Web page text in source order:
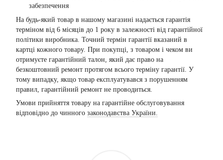
забезпечення
На будь-який товар в нашому магазині надається гарантія
терміном від 6 місяців до 1 року в залежності від гарантійної
політики виробника. Точний термін гарантії вказаний в
картці кожного товару. При покупці, з товаром і чеком ви
отримуєте гарантійний талон, який дає право на
безкоштовний ремонт протягом всього терміну гарантії. У
тому випадку, якщо товар експлуатувався з порушенням
правил, гарантійний ремонт не проводиться.
Умови прийняття товару на гарантійне обслуговування
відповідно до чинного законодавства України.